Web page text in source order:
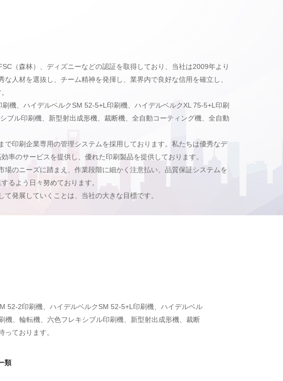
（森林）、ディズニーなどの認証を取得しており、当社は2009年より
人材を選抜し、チーム精神を発揮し、業界内で良好な信用を確立し、
機、ハイデルベルクSM 52-5+L印刷機、ハイデルベルクXL 75-5+L印刷
ブル印刷機、新型射出成形機、裁断機、全自動コーティング機、全自動
印刷企業専用の管理システムを採用しております。私たちは優秀なデ
率のサービスを提供し、優れた印刷製品を提供しております。
のニーズに踏まえ、作業段階に細かく注意払い、品質保証システムを
るよう日々努めております。
発展していくことは、当社の大きな目標です。
52-2印刷機、ハイデルベルクSM 52-5+L印刷機、ハイデルベル
、輪転機、六色フレキシブル印刷機、新型射出成形機、裁断
ております。
類